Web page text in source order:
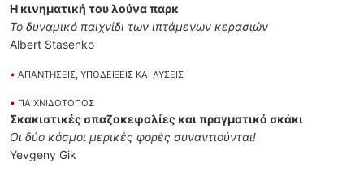
Η κινηματική του λούνα παρκ
Το δυναμικό παιχνίδι των ιπτάμενων κερασιών
Albert Stasenko
• ΑΠΑΝΤΗΣΕΙΣ, ΥΠΟΔΕΙΞΕΙΣ ΚΑΙ ΛΥΣΕΙΣ
• ΠΑΙΧΝΙΔΟΤΟΠΟΣ
Σκακιστικές σπαζοκεφαλίες και πραγματικό σκάκι
Οι δύο κόσμοι μερικές φορές συναντιούνται!
Yevgeny Gik